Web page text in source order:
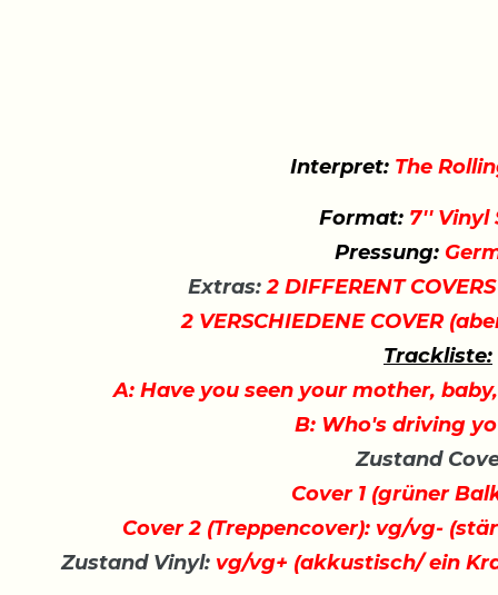
Interpret:The
Format:7'' Vinyl
Pressung:
Extras:2 DIFFERENT
2 VERSCHIEDENE COVER
Trackliste:
A: Have you seen your mother,
B: Who's driving
Zustand
Cover 1 (grüner
Cover 2 (Treppencover): vg/vg-
Zustand Vinyl:vg/vg+ (akkustisch/ ein